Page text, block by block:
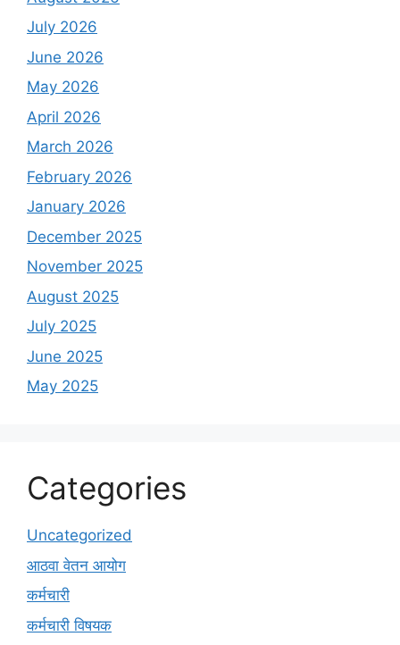
July 2026
June 2026
May 2026
April 2026
March 2026
February 2026
January 2026
December 2025
November 2025
August 2025
July 2025
June 2025
May 2025
Categories
Uncategorized
आठवा वेतन आयोग
कर्मचारी
कर्मचारी विषयक